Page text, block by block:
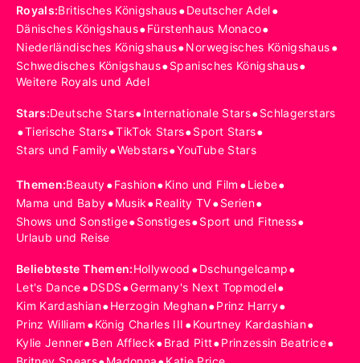
Royals:Britisches Königshaus•Deutscher Adel•
Dänisches Königshaus•Fürstenhaus Monaco•
Niederländisches Königshaus•Norwegisches Königshaus•
Schwedisches Königshaus•Spanisches Königshaus•
Weitere Royals und Adel
Stars:Deutsche Stars•Internationale Stars•Schlagerstars
•Tierische Stars•TikTok Stars•Sport Stars•
Stars und Family•Webstars•YouTube Stars
Themen:Beauty•Fashion•Kino und Film •Liebe•
Mama und Baby•Musik•Reality TV•Serien•
Shows und Sonstige•Sonstiges•Sport und Fitness•
Urlaub und Reise
Beliebteste Themen:Hollywood •Dschungelcamp•
Let's Dance•DSDS•Germany's Next Topmodel•
Kim Kardashian•Herzogin Meghan•Prinz Harry•
Prinz William •König Charles III •Kourtney Kardashian•
Kylie Jenner•Ben Affleck•Brad Pitt•Prinzessin Beatrice•